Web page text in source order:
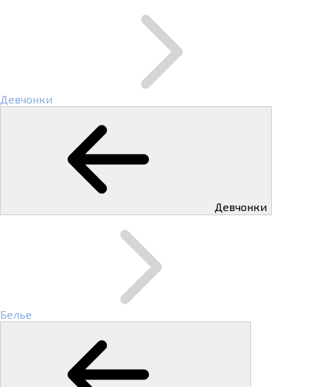
Девчонки
Девчонки
Белье